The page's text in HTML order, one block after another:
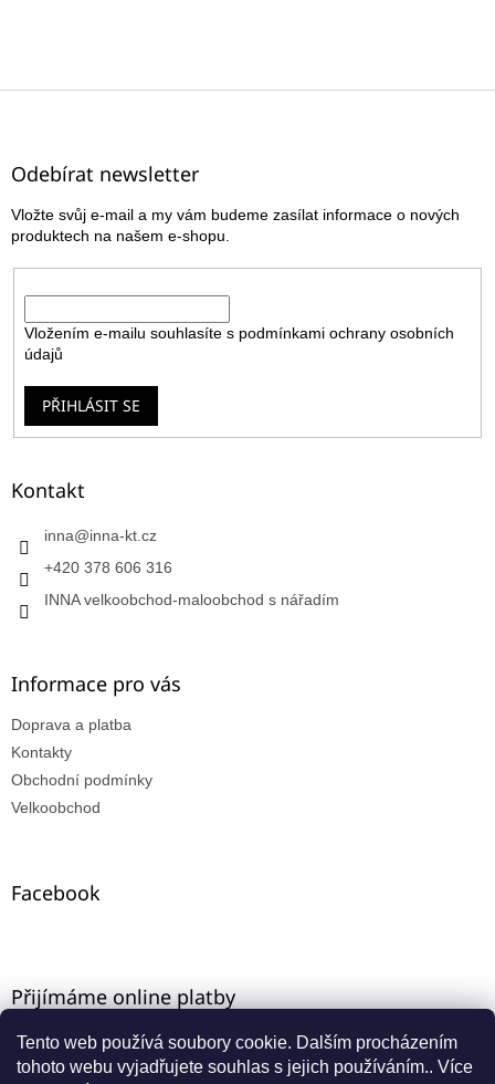
Tento web používá soubory cookie. Dalším procházením
tohoto webu vyjadřujete souhlas s jejich používáním.. Více
Z
Odebírat newsletter
Vložte svůj e-mail a my vám budeme zasílat informace o nových
produktech na našem e-shopu.
Vložením e-mailu souhlasíte s podmínkami ochrany osobních
údajů
PŘIHLÁSIT SE
Kontakt
inna@inna-kt.cz
+420 378 606 316
INNA velkoobchod-maloobchod s nářadím
Informace pro vás
Doprava a platba
Kontakty
Obchodní podmínky
Velkoobchod
Facebook
Přijímáme online platby